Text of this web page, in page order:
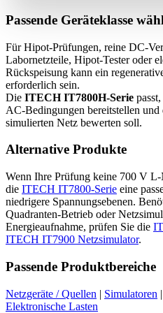
Passende Geräteklasse
Für Hipot-Prüfungen, reine DC-
Labornetzteile, Hipot-Tester oder
Rückspeisung kann ein
erforderlich sein.
Die ITECH IT7800H-Serie
AC-Bedingungen bereitstellen und
simulierten Netz bewerten soll.
Alternative Produkte
Wenn Ihre Prüfung keine 700 V
die ITECH IT7800-Serie eine
niedrigere Spannungsebenen.
Quadranten-Betrieb oder
Energieaufnahme, prüfen Sie die
ITECH IT7900 Netzsimulator.
Passende Produktbereiche
Netzgeräte / Quellen | Simulatoren |
Elektronische Lasten